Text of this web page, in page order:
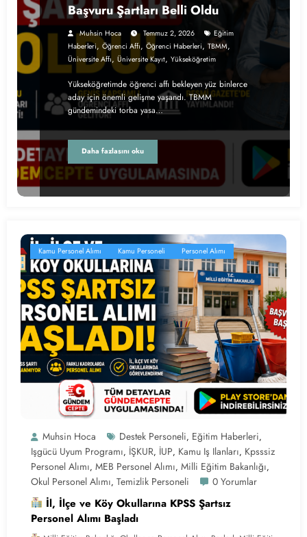
Başvuru Şartları Belli Oldu
Muhsin Hoca Temmuz 2, 2026
Eğitim
Haberleri, Öğrenci Affı, Öğrenci Haberleri, TBMM,
Üniversite Affı, Üniversite Kayıt, Yükseköğretim
Yükseköğretimde öğrenci affı bekleyen yüz binlerce
aday için önemli gelişme yaşandı. TBMM
gündemindeki torba yasa…
Daha fazlasını oku
Kamu Personel Alımı Kamu Personeli Personel Alımı
Muhsin Hoca Destek Personeli, Eğitim Haberleri,
Işgücü Uyum Programı, İŞKUR, İUP, Kamu Iş Ilanları, Kpsssiz
Personel Alımı, MEB Personel Alımı, Milli Eğitim Bakanlığı,
Okul Personel Alımı, Temizlik Personeli 0 Yorumlar
İl, İlçe ve Köy Okullarına KPSS Şartsız
Personel Alımı Başladı